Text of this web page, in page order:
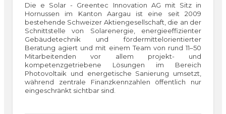
Die e Solar - Greentec Innovation AG mit Sitz in
Hornussen im Kanton Aargau ist eine seit 2009
bestehende Schweizer Aktiengesellschaft, die an der
Schnittstelle von Solarenergie, energieeffizienter
Gebäudetechnik und fördermittelorientierter
Beratung agiert und mit einem Team von rund 11–50
Mitarbeitenden vor allem projekt- und
kompetenzgetriebene Lösungen im Bereich
Photovoltaik und energetische Sanierung umsetzt,
während zentrale Finanzkennzahlen öffentlich nur
eingeschränkt sichtbar sind.